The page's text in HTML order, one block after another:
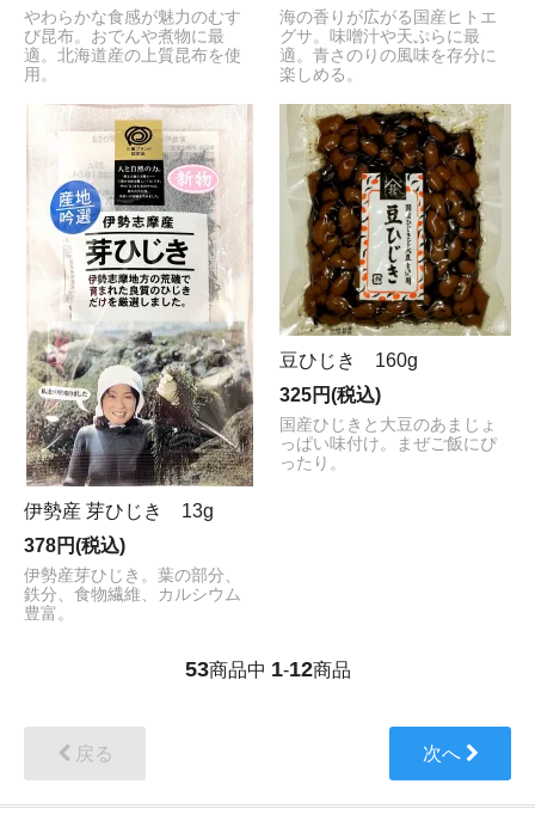
やわらかな食感が魅力のむす
び昆布。おでんや煮物に最
適。北海道産の上質昆布を使
用。
海の香りが広がる国産ヒトエ
グサ。味噌汁や天ぷらに最
適。青さのりの風味を存分に
楽しめる。
伊勢産 芽ひじき 13g
378円(税込)
伊勢産芽ひじき。葉の部分、
鉄分、食物繊維、カルシウム
豊富。
豆ひじき 160g
325円(税込)
国産ひじきと大豆のあまじょ
っぱい味付け。まぜご飯にぴ
ったり。
53商品中 1-12商品
戻る 次へ